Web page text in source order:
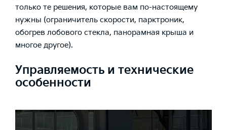
только те решения, которые вам по-настоящему
нужны (ограничитель скорости, парктроник,
обогрев лобового стекла, панорамная крыша и
многое другое).
Управляемость и технические
особенности